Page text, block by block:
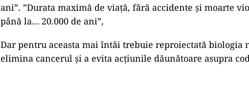
ani”. ”Durata maximă de viață, fără accidente și moarte
până la… 20.000 de ani”,
Dar pentru aceasta mai întâi trebuie reproiectată biologia
elimina cancerul și a evita acțiunile dăunătoare asupra